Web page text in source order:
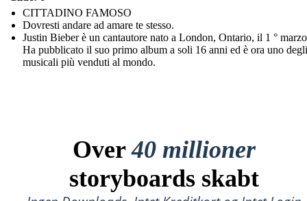
CITTADINO FAMOSO
Dovresti andare ad amare te stesso.
Justin Bieber è un cantautore nato a London, Ontario, il 1 °
Ha pubblicato il suo primo album a soli 16 anni ed è ora uno
musicali più venduti al mondo.
Over40 millioner
storyboards skabt